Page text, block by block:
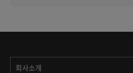
회사소개